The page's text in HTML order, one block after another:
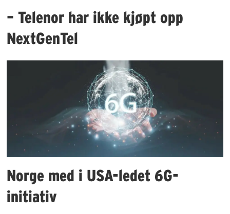
– Telenor har ikke kjøpt opp
NextGenTel
Norge med i USA-ledet 6G-
initiativ